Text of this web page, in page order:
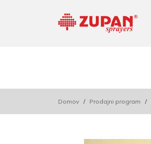
Domov / Prodajni program /